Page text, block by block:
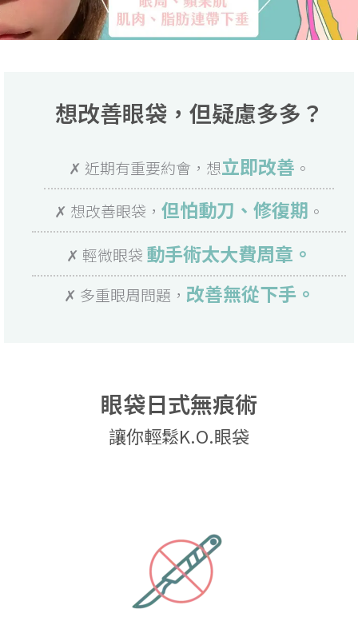
想改善眼袋，但疑慮多多？
✗ 近期有重要約會，想立即改善 。
✗ 想改善眼袋， 但怕動刀、修復期 。
✗ 輕微眼袋 動手術太大費周章。
✗ 多重眼周問題， 改善無從下手。
眼袋日式無痕術
讓你輕鬆K.O.眼袋